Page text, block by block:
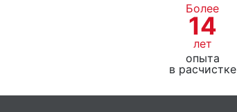
Более
14
лет
опыта
в расчистке